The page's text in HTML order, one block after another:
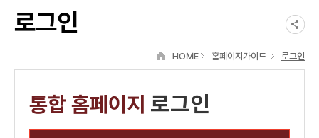
로그인
HOME 홈페이지가이드 로그인
통합 홈페이지 로그인